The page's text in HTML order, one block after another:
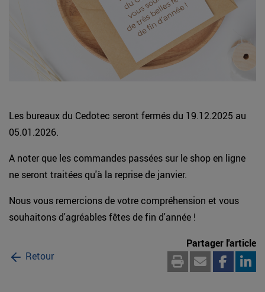
Les bureaux du Cedotec seront fermés du 19.12.2025 au
05.01.2026.
A noter que les commandes passées sur le shop en ligne
ne seront traitées qu'à la reprise de janvier.
Nous vous remercions de votre compréhension et vous
souhaitons d'agréables fêtes de fin d'année !
Retour
Partager l'article